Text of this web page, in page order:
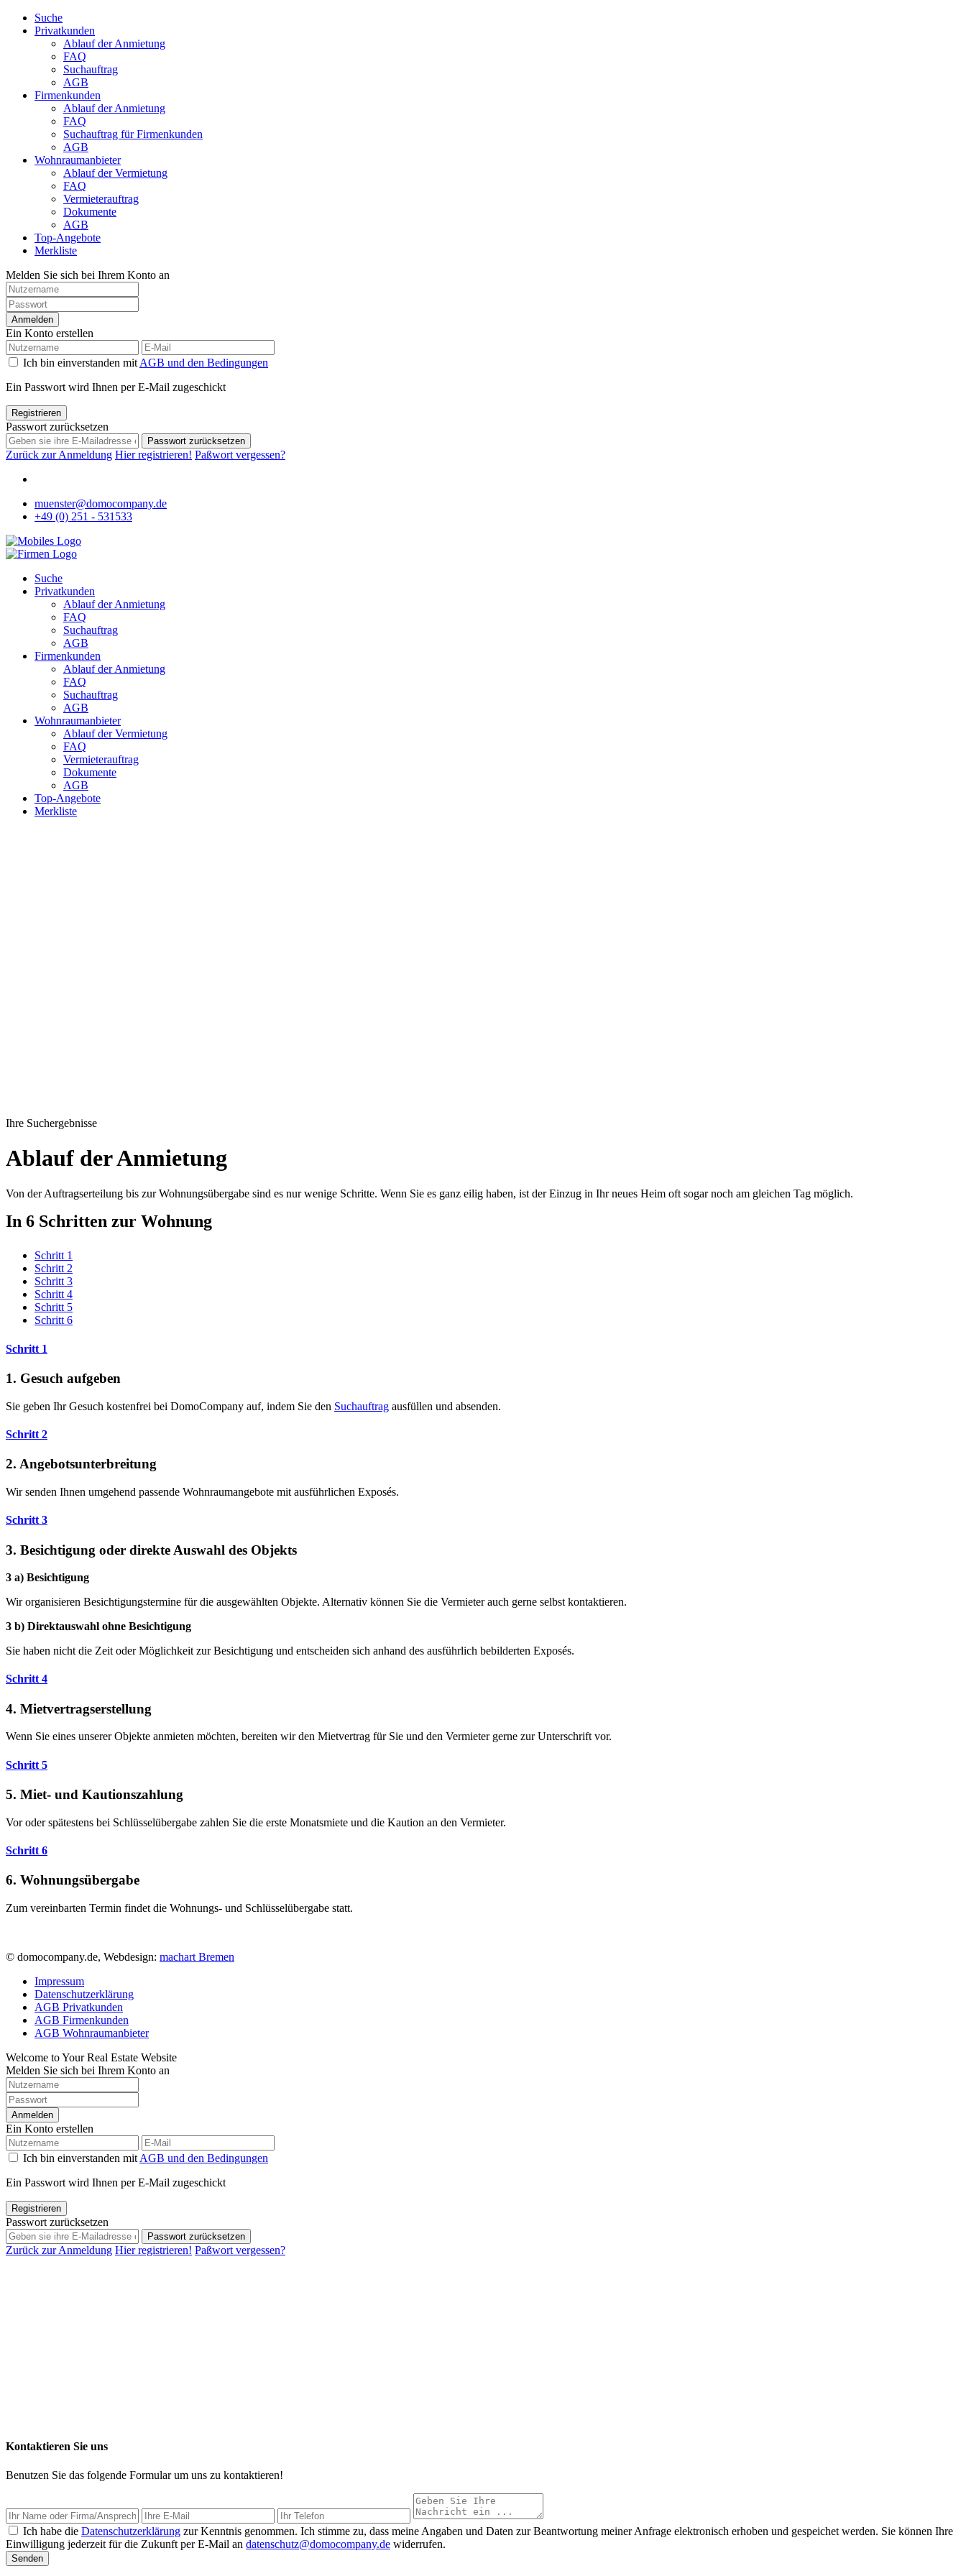
Suche
Privatkunden
Ablauf der Anmietung
FAQ
Suchauftrag
AGB
Firmenkunden
Ablauf der Anmietung
FAQ
Suchauftrag für Firmenkunden
AGB
Wohnraumanbieter
Ablauf der Vermietung
FAQ
Vermieterauftrag
Dokumente
AGB
Top-Angebote
Merkliste
Melden Sie sich bei Ihrem Konto an
Anmelden
Ein Konto erstellen
Ich bin einverstanden mit AGB und den Bedingungen
Ein Passwort wird Ihnen per E-Mail zugeschickt
Registrieren
Passwort zurücksetzen
Passwort zurücksetzen
Zurück zur Anmeldung Hier registrieren! Paßwort vergessen?
muenster@domocompany.de
+49 (0) 251 - 531533
Suche
Privatkunden
Ablauf der Anmietung
FAQ
Suchauftrag
AGB
Firmenkunden
Ablauf der Anmietung
FAQ
Suchauftrag
AGB
Wohnraumanbieter
Ablauf der Vermietung
FAQ
Vermieterauftrag
Dokumente
AGB
Top-Angebote
Merkliste
Ihre Suchergebnisse
Ablauf der Anmietung
Von der Auftragserteilung bis zur Wohnungsübergabe sind es nur wenige Schritte. Wenn Sie es ganz eilig haben, ist der Einzug in Ihr neues Heim oft sogar noch am gleichen Tag möglich.
In 6 Schritten zur Wohnung
Schritt 1
Schritt 2
Schritt 3
Schritt 4
Schritt 5
Schritt 6
Schritt 1
1. Gesuch aufgeben
Sie geben Ihr Gesuch kostenfrei bei DomoCompany auf, indem Sie den Suchauftrag ausfüllen und absenden.
Schritt 2
2. Angebotsunterbreitung
Wir senden Ihnen umgehend passende Wohnraumangebote mit ausführlichen Exposés.
Schritt 3
3. Besichtigung oder direkte Auswahl des Objekts
3 a) Besichtigung
Wir organisieren Besichtigungstermine für die ausgewählten Objekte. Alternativ können Sie die Vermieter auch gerne selbst kontaktieren.
3 b) Direktauswahl ohne Besichtigung
Sie haben nicht die Zeit oder Möglichkeit zur Besichtigung und entscheiden sich anhand des ausführlich bebilderten Exposés.
Schritt 4
4. Mietvertragserstellung
Wenn Sie eines unserer Objekte anmieten möchten, bereiten wir den Mietvertrag für Sie und den Vermieter gerne zur Unterschrift vor.
Schritt 5
5. Miet- und Kautionszahlung
Vor oder spätestens bei Schlüsselübergabe zahlen Sie die erste Monatsmiete und die Kaution an den Vermieter.
Schritt 6
6. Wohnungsübergabe
Zum vereinbarten Termin findet die Wohnungs- und Schlüsselübergabe statt.
© domocompany.de, Webdesign: machart Bremen
Impressum
Datenschutzerklärung
AGB Privatkunden
AGB Firmenkunden
AGB Wohnraumanbieter
Welcome to Your Real Estate Website
Melden Sie sich bei Ihrem Konto an
Anmelden
Ein Konto erstellen
Ich bin einverstanden mit AGB und den Bedingungen
Ein Passwort wird Ihnen per E-Mail zugeschickt
Registrieren
Passwort zurücksetzen
Passwort zurücksetzen
Zurück zur Anmeldung Hier registrieren! Paßwort vergessen?
Kontaktieren Sie uns
Benutzen Sie das folgende Formular um uns zu kontaktieren!
Ich habe die Datenschutzerklärung zur Kenntnis genommen. Ich stimme zu, dass meine Angaben und Daten zur Beantwortung meiner Anfrage elektronisch erhoben und gespeichet werden. Sie können Ihre
Einwilligung jederzeit für die Zukunft per E-Mail an datenschutz@domocompany.de widerrufen.
Senden